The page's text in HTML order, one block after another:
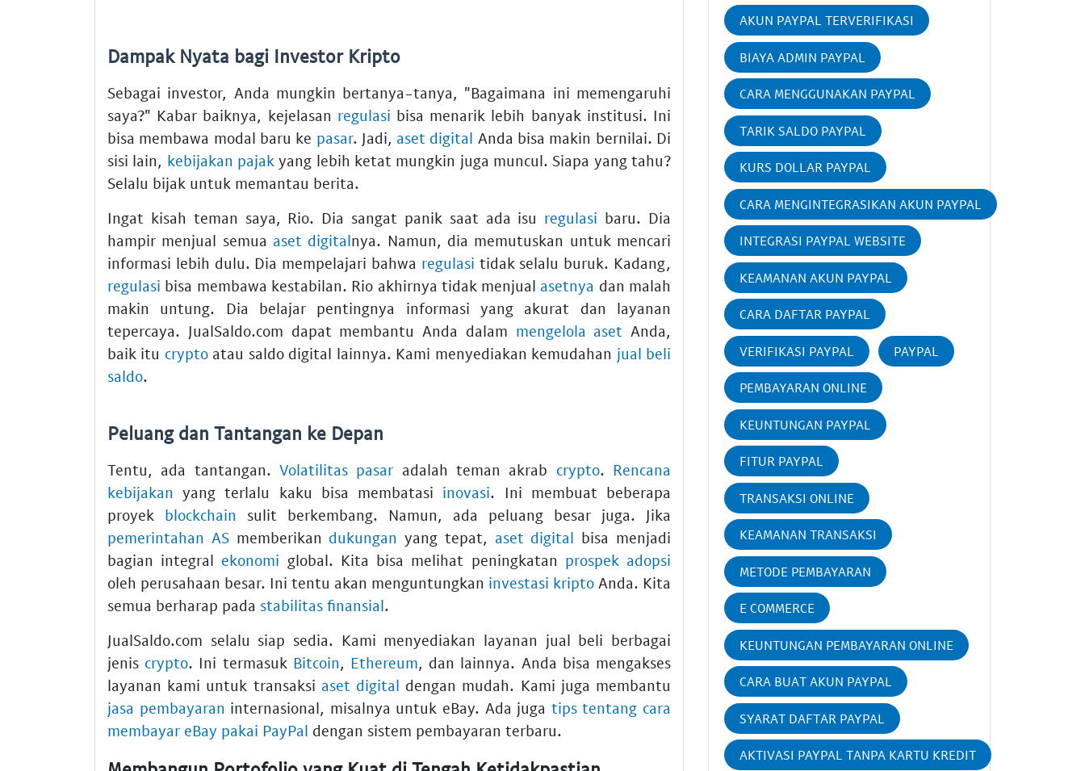
Dampak Nyata bagi Investor Kripto
Sebagai investor, Anda mungkin bertanya-tanya, "Bagaimana ini memengaruhi
saya?" Kabar baiknya, kejelasan regulasi bisa menarik lebih banyak institusi. Ini
bisa membawa modal baru ke pasar. Jadi, aset digital Anda bisa makin bernilai. Di
sisi lain, kebijakan pajak yang lebih ketat mungkin juga muncul. Siapa yang tahu?
Selalu bijak untuk memantau berita.
Ingat kisah teman saya, Rio. Dia sangat panik saat ada isu regulasi baru. Dia
hampir menjual semua aset digitalnya. Namun, dia memutuskan untuk mencari
informasi lebih dulu. Dia mempelajari bahwa regulasi tidak selalu buruk. Kadang,
regulasi bisa membawa kestabilan. Rio akhirnya tidak menjual asetnya dan malah
makin untung. Dia belajar pentingnya informasi yang akurat dan layanan
tepercaya. JualSaldo.com dapat membantu Anda dalam mengelola aset Anda,
baik itu cryptoatau saldo digital lainnya. Kami menyediakan kemudahan jual beli
saldo.
Peluang dan Tantangan ke Depan
Tentu, ada tantangan. Volatilitas pasar adalah teman akrab crypto. Rencana
kebijakan yang terlalu kaku bisa membatasi inovasi. Ini membuat beberapa
proyek blockchain sulit berkembang. Namun, ada peluang besar juga. Jika
pemerintahan ASmemberikan dukungan yang tepat, aset digital bisa menjadi
bagian integral ekonomi global. Kita bisa melihat peningkatan prospek adopsi
oleh perusahaan besar. Ini tentu akan menguntungkan investasi kripto Anda. Kita
semua berharap pada stabilitas finansial.
JualSaldo.com selalu siap sedia. Kami menyediakan layanan jual beli berbagai
jenis crypto. Ini termasuk Bitcoin, Ethereum, dan lainnya. Anda bisa mengakses
layanan kami untuk transaksi aset digital dengan mudah. Kami juga membantu
jasa pembayaran internasional, misalnya untuk eBay. Ada juga tips tentang cara
membayar eBay pakai PayPal dengan sistem pembayaran terbaru.
AKUN PAYPAL TERVERIFIKASI
BIAYA ADMIN PAYPAL
CARA MENGGUNAKAN PAYPAL
TARIK SALDO PAYPAL
KURS DOLLAR PAYPAL
CARA MENGINTEGRASIKAN AKUN PAYPAL
INTEGRASI PAYPAL WEBSITE
KEAMANAN AKUN PAYPAL
CARA DAFTAR PAYPAL
VERIFIKASI PAYPAL PAYPAL
PEMBAYARAN ONLINE
KEUNTUNGAN PAYPAL
FITUR PAYPAL
TRANSAKSI ONLINE
KEAMANAN TRANSAKSI
METODE PEMBAYARAN
E COMMERCE
KEUNTUNGAN PEMBAYARAN ONLINE
CARA BUAT AKUN PAYPAL
SYARAT DAFTAR PAYPAL
AKTIVASI PAYPAL TANPA KARTU KREDIT